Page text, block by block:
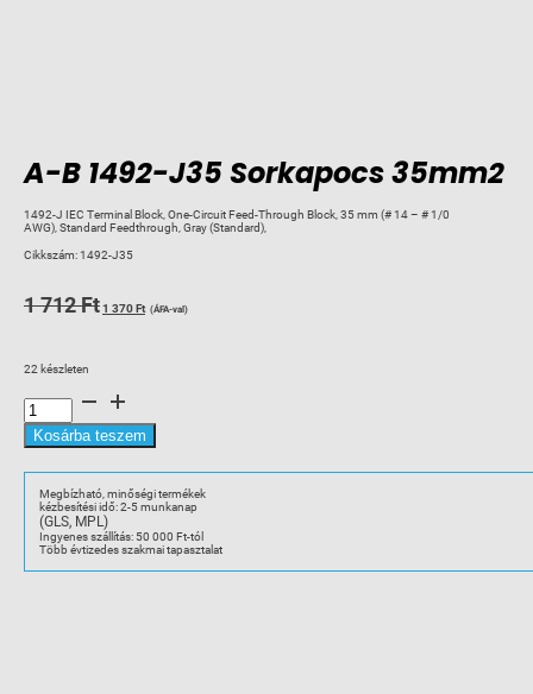
A-B 1492-J35 Sorkapocs 35mm2
1492-J IEC Terminal Block, One-Circuit Feed-Through Block, 35 mm (# 14 – # 1/0
AWG), Standard Feedthrough, Gray (Standard),
Cikkszám:1492-J35
1 712FtOriginal
712 Ft.
1 370FtCurrent
(ÁFA-val)
22 készleten
1492-
J35
Sorkapocs
mennyiség
Kosárba teszem
Megbízható, minőségi termékek
kézbesítési idő: 2-5 munkanap
(GLS, MPL)
Ingyenes szállítás: 50 000 Ft-tól
Több évtizedes szakmai tapasztalat